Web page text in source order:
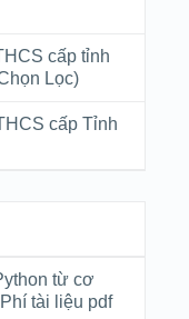
cấp tỉnh
Lọc)
cấp Tỉnh
từ cơ
tài liệu pdf